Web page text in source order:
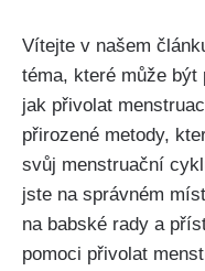
Vítejte v našem
téma, které může ⁣být
jak přivolat
přirozené metody,
svůj menstruační
jste⁤ na správném
na babské rady a
pomoci přivolat